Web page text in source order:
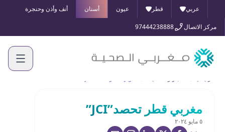
عربي قطر عيون أسنان أنف وأذن وحنجرة
مركز الاتصال 97444238888
مغربي قطر تحصد”JCI”
٥ مايو ٢٠٢٤